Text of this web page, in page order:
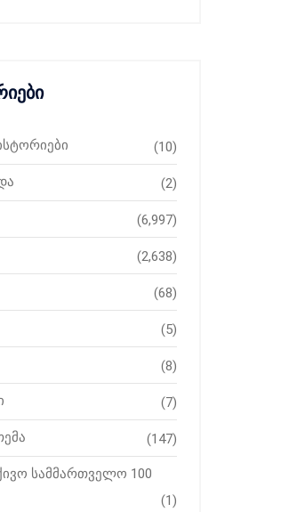
(10)
(2)
(6,997)
(2,638)
(68)
(5)
(8)
(7)
(147)
სამმართველო 100
(1)